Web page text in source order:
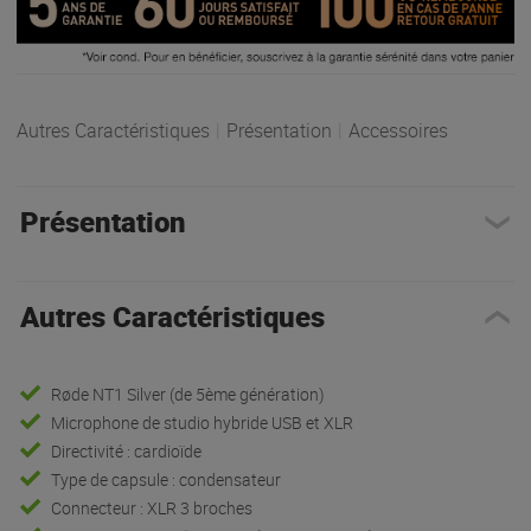
Autres Caractéristiques Présentation Accessoires
Présentation
Autres Caractéristiques
Røde NT1 Silver (de 5ème génération)
Microphone de studio hybride USB et XLR
Directivité : cardioïde
Type de capsule : condensateur
Connecteur : XLR 3 broches